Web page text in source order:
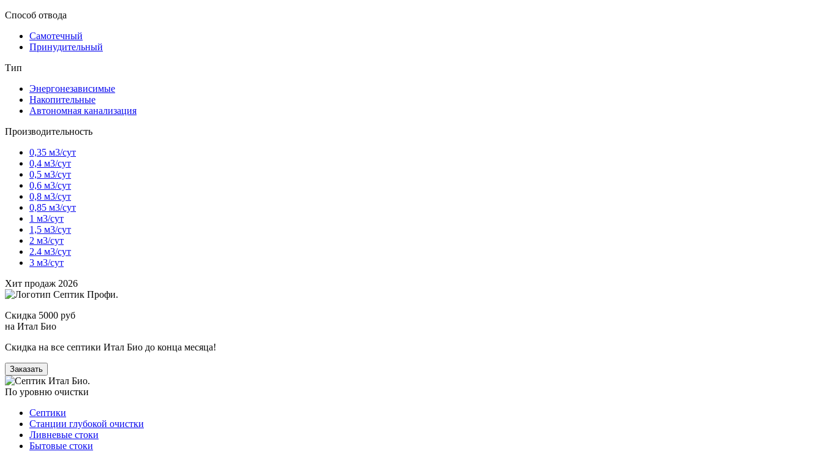
Способ отвода
Самотечный
Принудительный
Тип
Энергонезависимые
Накопительные
Автономная канализация
Производительность
0,35 м3/сут
0,4 м3/сут
0,5 м3/сут
0,6 м3/сут
0,8 м3/сут
0,85 м3/сут
1 м3/сут
1,5 м3/сут
2 м3/сут
2.4 м3/сут
3 м3/сут
Хит продаж 2026
Скидка 5000 руб
на Итал Био
Скидка на все септики Итал Био до конца месяца!
Заказать
По уровню очистки
Септики
Станции глубокой очистки
Ливневые стоки
Бытовые стоки